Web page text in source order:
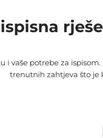
i vaše potrebe za
trenutnih zahtjeva što je